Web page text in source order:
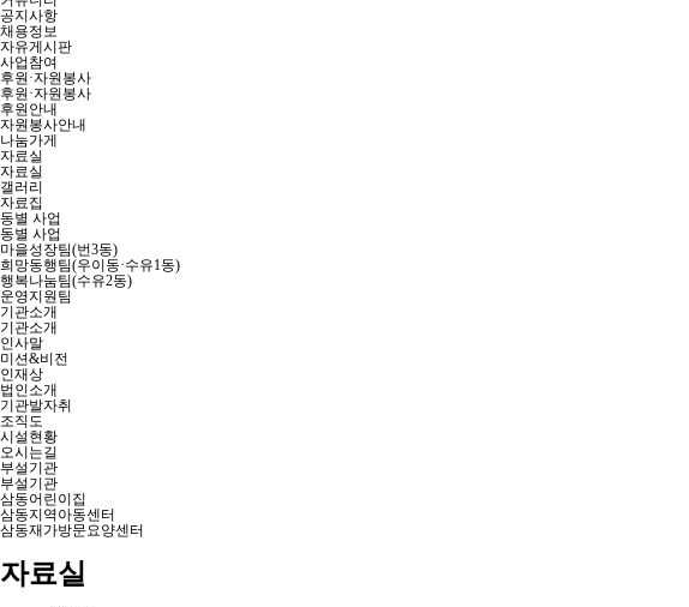
공지사항
채용정보
자유게시판
사업참여
후원·자원봉사
후원·자원봉사
후원안내
자원봉사안내
나눔가게
자료실
자료실
갤러리
자료집
동별 사업
동별 사업
마을성장팀(번3동)
희망동행팀(우이동·수유1동)
행복나눔팀(수유2동)
운영지원팀
기관소개
기관소개
인사말
미션&비전
인재상
법인소개
기관발자취
조직도
시설현황
오시는길
부설기관
부설기관
삼동어린이집
삼동지역아동센터
삼동재가방문요양센터
자료실